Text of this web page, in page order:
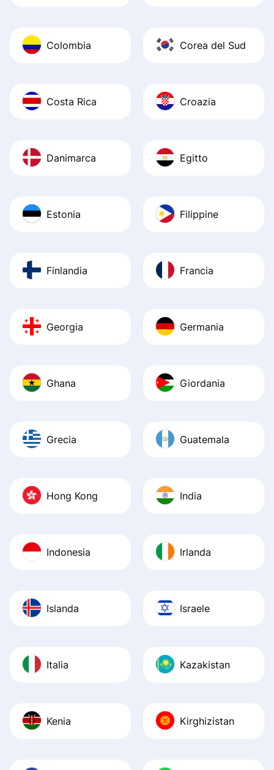
Colombia Corea del Sud
Costa Rica Croazia
Danimarca Egitto
Estonia Filippine
Finlandia Francia
Georgia Germania
Ghana Giordania
Grecia Guatemala
Hong Kong India
Indonesia Irlanda
Islanda Israele
Italia Kazakistan
Kenia Kirghizistan